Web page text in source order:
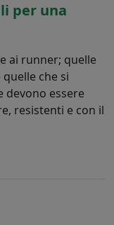
per una
ai runner; quelle
che si
devono essere
resistenti e con il